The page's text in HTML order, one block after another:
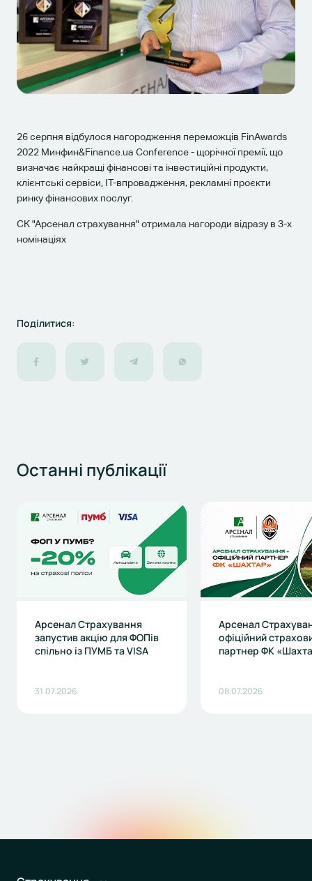
26 серпня відбулося нагородження переможців FinAwards
2022 Минфин&Finance.ua Conference - щорічної премії, що
визначає найкращі фінансові та інвестиційні продукти,
клієнтські сервіси, IT-впровадження, рекламні проєкти
ринку фінансових послуг.
СК "Арсенал страхування" отримала нагороди відразу в 3-х
номінаціях
Поділитися:
Останні публікації
Арсенал Страхування
запустив акцію для ФОПів
спільно із ПУМБ та VISA
31.07.2026
Арсенал
офіційний
партнер ФК
08.07.2026